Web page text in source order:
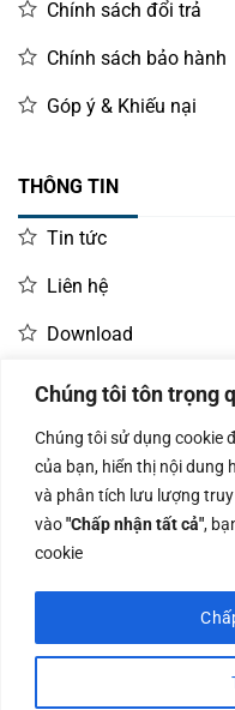
Chúng tôi tôn trọng
Chúng tôi sử dụng cookie
của bạn, hiển thị nội dung
và phân tích lưu lượng
vào"Chấp nhận tất cả",
cookie
Chính sách đổi trả
Chính sách bảo hành
Góp ý & Khiếu nại
THÔNG TIN
Tin tức
Liên hệ
Download
LIÊN HỆ MUA HÀNG
Kinh doanh:
0966.93.1717
14/06/2019 bởi Sở Kế